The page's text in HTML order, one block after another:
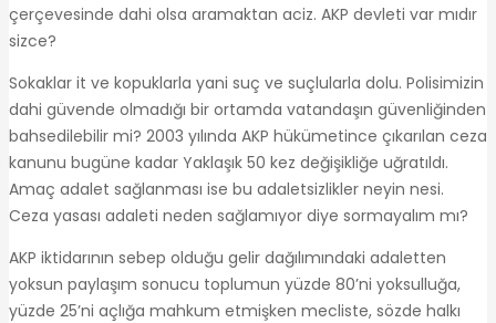
çerçevesinde dahi olsa aramaktan aciz. AKP devleti var mıdır
sizce?
Sokaklar it ve kopuklarla yani suç ve suçlularla dolu. Polisimizin
dahi güvende olmadığı bir ortamda vatandaşın güvenliğinden
bahsedilebilir mi? 2003 yılında AKP hükümetince çıkarılan ceza
kanunu bugüne kadar Yaklaşık 50 kez değişikliğe uğratıldı.
Amaç adalet sağlanması ise bu adaletsizlikler neyin nesi.
Ceza yasası adaleti neden sağlamıyor diye sormayalım mı?
AKP iktidarının sebep olduğu gelir dağılımındaki adaletten
yoksun paylaşım sonucu toplumun yüzde 80’ni yoksulluğa,
yüzde 25’ni açlığa mahkum etmişken mecliste, sözde halkı